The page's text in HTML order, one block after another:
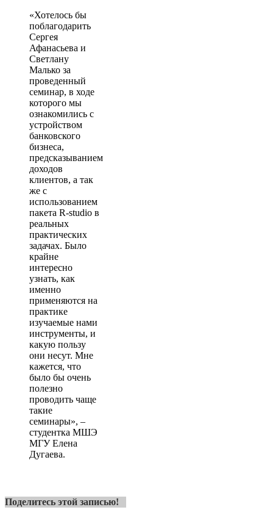
«Хотелось бы
поблагодарить
Сергея
Афанасьева и
Светлану
Малько за
проведенный
семинар, в ходе
которого мы
ознакомились с
устройством
банковского
бизнеса,
предсказыванием
доходов
клиентов, а так
же с
использованием
пакета R-studio в
реальных
практических
задачах. Было
крайне
интересно
узнать, как
именно
применяются на
практике
изучаемые нами
инструменты, и
какую пользу
они несут. Мне
кажется, что
было бы очень
полезно
проводить чаще
такие
семинары», –
студентка МШЭ
МГУ Елена
Дугаева.
Поделитесь этой записью!